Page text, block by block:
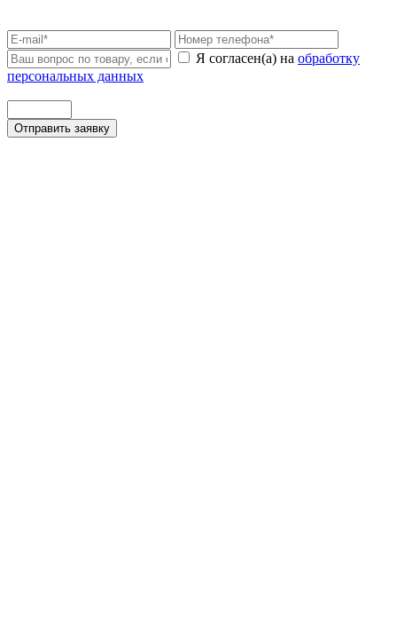
Я согласен(а) на обработку
персональных данных
Отправить заявку